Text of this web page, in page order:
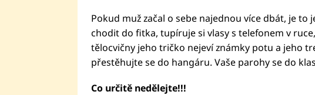
Pokud muž začal o sebe najednou více dbát, je to
chodit do fitka, tupíruje si vlasy s telefonem v
tělocvičny jeho tričko nejeví známky potu a jeho
přestěhujte se do hangáru. Vaše parohy se do
Co určitě nedělejte!!!